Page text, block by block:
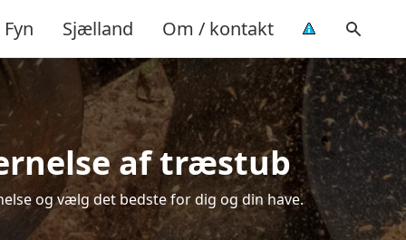
Fyn Sjælland Om / kontakt
af træstub
og vælg det bedste for dig og din have.